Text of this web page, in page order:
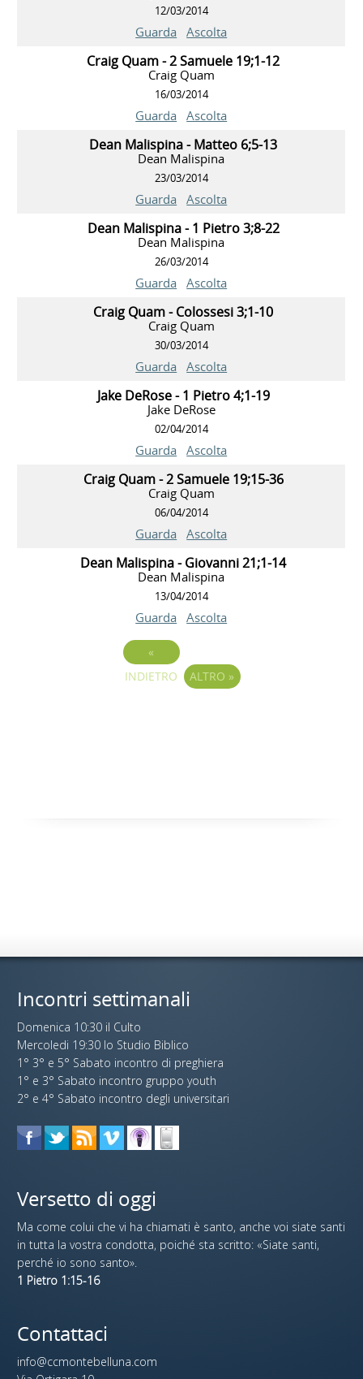
12/03/2014
Guarda Ascolta
Craig Quam - 2 Samuele 19;1-12
Craig Quam
16/03/2014
Guarda Ascolta
Dean Malispina - Matteo 6;5-13
Dean Malispina
23/03/2014
Guarda Ascolta
Dean Malispina - 1 Pietro 3;8-22
Dean Malispina
26/03/2014
Guarda Ascolta
Craig Quam - Colossesi 3;1-10
Craig Quam
30/03/2014
Guarda Ascolta
Jake DeRose - 1 Pietro 4;1-19
Jake DeRose
02/04/2014
Guarda Ascolta
Craig Quam - 2 Samuele 19;15-36
Craig Quam
06/04/2014
Guarda Ascolta
Dean Malispina - Giovanni 21;1-14
Dean Malispina
13/04/2014
Guarda Ascolta
«
INDIETRO
ALTRO »
Incontri settimanali
Domenica 10:30 il Culto
Mercoledi 19:30 lo Studio Biblico
1° 3° e 5° Sabato incontro di preghiera
1° e 3° Sabato incontro gruppo youth
2° e 4° Sabato incontro degli universitari
Versetto di oggi
Ma come colui che vi ha chiamati è santo, anche voi siate santi
in tutta la vostra condotta, poiché sta scritto: «Siate santi,
perché io sono santo».
1 Pietro 1:15-16
Contattaci
info@ccmontebelluna.com